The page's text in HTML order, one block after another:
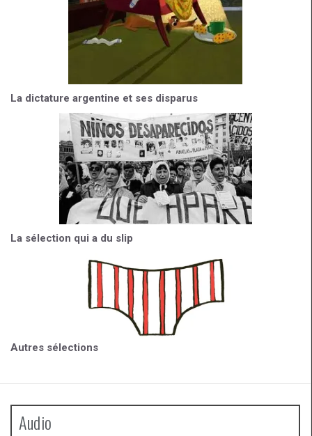
La dictature argentine et ses disparus
La sélection qui a du slip
Autres sélections
Audio